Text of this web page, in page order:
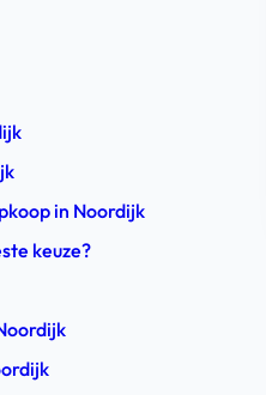
in Noordijk
keuze?